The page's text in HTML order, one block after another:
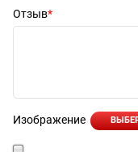
Отзыв
Изображение